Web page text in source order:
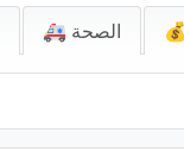
🚑 الصحة